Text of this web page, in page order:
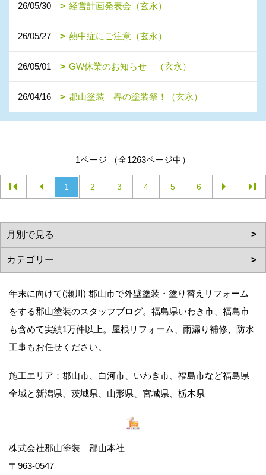
26/05/30 経営計画発表会（玄永）
26/05/27 熱中症にご注意（玄永）
26/05/01 GW休業のお知らせ （玄永）
26/04/16 郡山塗装 春の塗装祭！（玄永）
1ページ （全1263ページ中）
1 2 3 4 5 6
年末に向けて(瀬川) 郡山市で外壁塗装・塗り替えリフォーム
をする郡山塗装のスタッフブログ。福島県いわき市、福島市
も含めて実績1万件以上。屋根リフォーム、雨漏り補修、防水
工事もお任せください。
施工エリア：郡山市、白河市、いわき市、福島市など福島県
全域と新潟県、茨城県、山形県、宮城県、栃木県
株式会社郡山塗装 郡山本社
〒963-0547